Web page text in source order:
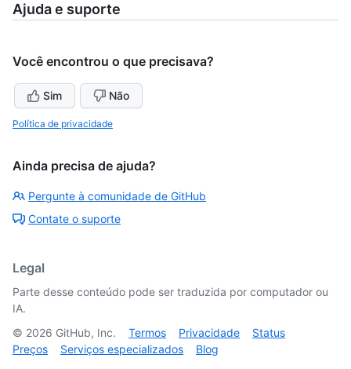
Ajuda e suporte
Você encontrou o que precisava?
Sim Não
Política de privacidade
Ainda precisa de ajuda?
Pergunte à comunidade de GitHub
Contate o suporte
Legal
Parte desse conteúdo pode ser traduzida por computador ou
IA.
© 2026 GitHub, Inc. Termos Privacidade
Status
Preços
Serviços especializados Blog